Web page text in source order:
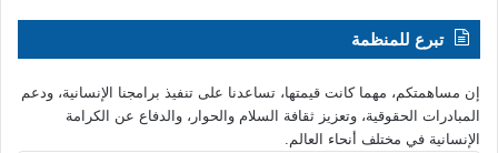
تبرع للمنظمة
إن مساهمتكم، مهما كانت قيمتها، تساعدنا على تنفيذ برامجنا الإنسانية، ودعم
المبادرات الحقوقية، وتعزيز ثقافة السلام والحوار، والدفاع عن الكرامة
الإنسانية في مختلف أنحاء العالم.